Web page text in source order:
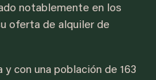
notablemente en los
oferta de alquiler de
con una población de 163